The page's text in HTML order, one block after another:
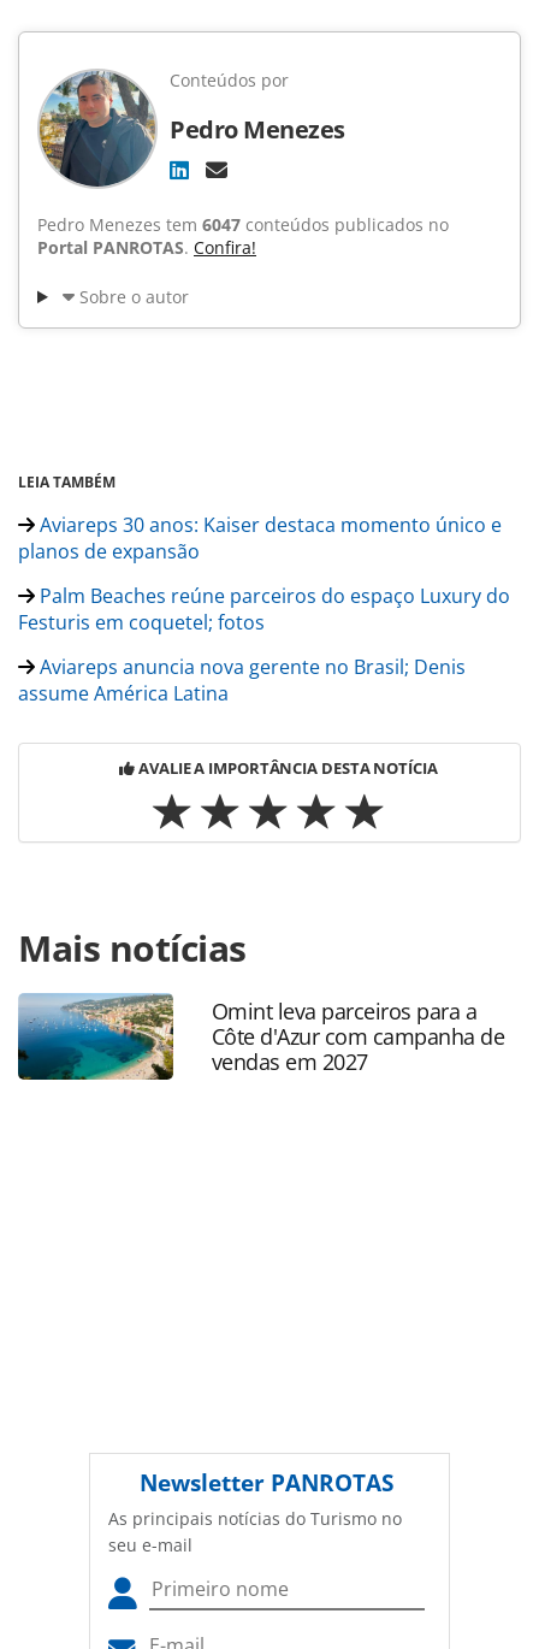
Conteúdos por
Pedro Menezes
Pedro Menezes tem 6047 conteúdos publicados no
Portal PANROTAS. Confira!
Sobre o autor
LEIA TAMBÉM
Aviareps 30 anos: Kaiser destaca momento único e
planos de expansão
Palm Beaches reúne parceiros do espaço Luxury do
Festuris em coquetel; fotos
Aviareps anuncia nova gerente no Brasil; Denis
assume América Latina
AVALIE A IMPORTÂNCIA DESTA NOTÍCIA
https://www.panrotas.com.br/mercado/destinos/2024/12/
investe-em-novas-representacoes-globais-de-locadoras-
hoteis-e-cruzeiros_212356.html ou as ferramentas
oferecidas na página. Todo o conteúdo produzido pela
PANROTAS Editora é protegido pela legislação brasileira
sobre direito autoral. Não reproduza o conteúdo sem
Mais notícias
Omint leva parceiros para a
Côte d'Azur com campanha de
vendas em 2027
Newsletter PANROTAS
As principais notícias do Turismo no
seu e-mail